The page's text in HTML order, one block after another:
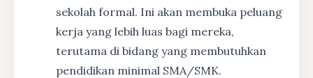
sekolah formal. Ini akan membuka peluang
kerja yang lebih luas bagi mereka,
terutama di bidang yang membutuhkan
pendidikan minimal SMA/SMK.